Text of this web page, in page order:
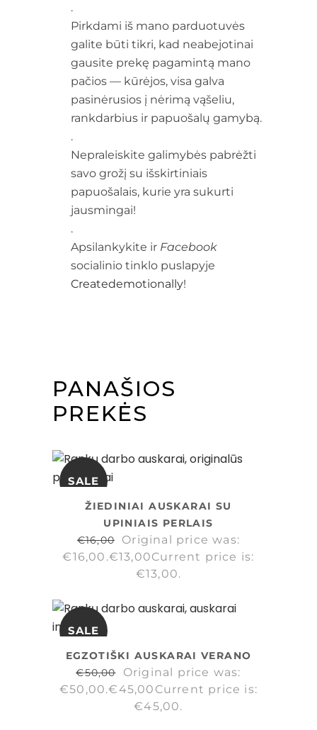
.
Pirkdami iš mano parduotuvės
galite būti tikri, kad neabejotinai
gausite prekę pagamintą mano
pačios — kūrėjos, visa galva
pasinėrusios į nėrimą vąšeliu,
rankdarbius ir papuošalų gamybą.
.
Nepraleiskite galimybės pabrėžti
savo grožį su išskirtiniais
papuošalais, kurie yra sukurti
jausmingai!
.
Apsilankykite ir Facebook
socialinio tinklo puslapyje
Createdemotionally!
PANAŠIOS
PREKĖS
SALE
ŽIEDINIAI AUSKARAI SU
UPINIAIS PERLAIS
€16,00
Original price was:
€16,00.€13,00Current price is:
€13,00.
SALE
EGZOTIŠKI AUSKARAI VERANO
€50,00
Original price was:
€50,00.€45,00 Current price is:
€45,00.